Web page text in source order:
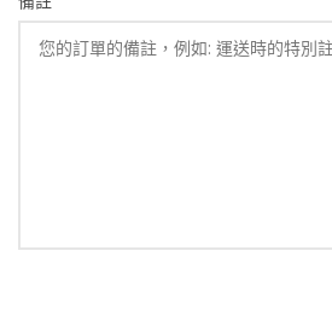
對這樣的公司有點疑慮,不過
現其實是我自己多慮了,專員